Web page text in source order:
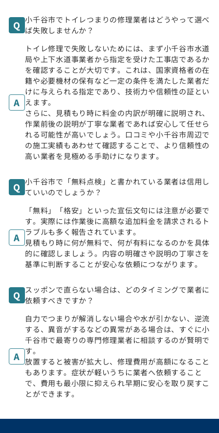
小千谷市でトイレつまりの修理業者はどうやって選べ
ば失敗しませんか？
トイレ修理で失敗しないためには、まず小千谷市水道
局や上下水道事業者から指定を受けた工事店であるか
を確認することが大切です。これは、国家資格者の在
籍や必要機材の保有など一定の条件を満たした業者だ
けに与えられる指定であり、技術力や信頼性の証とい
えます。
さらに、見積もり時に料金の内訳が明確に説明され、
作業前後の説明が丁寧な業者であれば安心して任せら
れる可能性が高いでしょう。口コミや小千谷市周辺で
の施工実績もあわせて確認することで、より信頼性の
高い業者を見極める手助けになります。
小千谷市で「無料点検」と書かれている業者は信用し
ていいのでしょうか？
「無料」「格安」といった宣伝文句には注意が必要で
す。実際には作業後に高額な追加料金を請求されるト
ラブルも多く報告されています。
見積もり時に何が無料で、何が有料になるのかを具体
的に確認しましょう。内容の明確さや説明の丁寧さを
基準に判断することが安心な依頼につながります。
スッポンで直らない場合は、どのタイミングで業者に
依頼すべきですか？
自力でつまりが解消しない場合や水が引かない、逆流
する、異音がするなどの異常がある場合は、すぐに小
千谷市で最寄りの専門修理業者に相談するのが賢明で
す。
放置すると被害が拡大し、修理費用が高額になること
もあります。症状が軽いうちに業者へ依頼すること
で、費用も最小限に抑えられ早期に安心を取り戻すこ
とができます。